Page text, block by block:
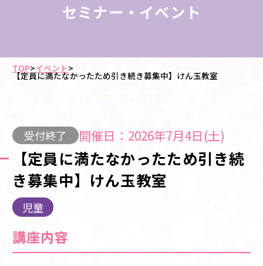
セミナー・イベント
TOP>イベント>
【定員に満たなかったため引き続き募集中】けん玉教室
受付終了 開催日：2026年7月4日(土)
【定員に満たなかったため引き続
き募集中】けん玉教室
児童
講座内容